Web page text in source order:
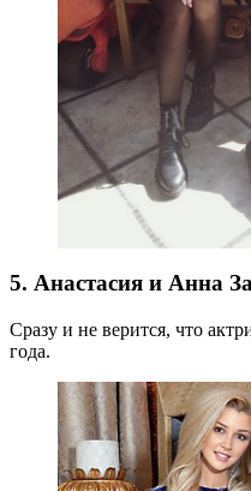
5. Анастасия и Анна
Сразу и не верится, что
года.